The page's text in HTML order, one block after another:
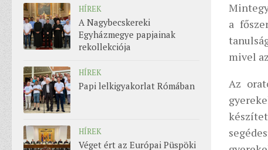
a
mivel
Az
HÍREK
A Nagybecskereki
Egyházmegye papjainak
rekollekciója
HÍREK
Papi lelkigyakorlat Rómában
HÍREK
Véget ért az Európai Püspöki